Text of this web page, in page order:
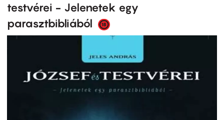
testvérei - Jelenetek egy
parasztbibliából